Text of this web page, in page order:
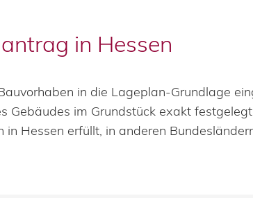
in Hessen
in die Lageplan-Grundlage
Gebäudes im Grundstück exakt
Hessen erfüllt, in anderen